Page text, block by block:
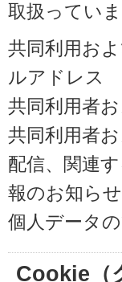
取扱っていま
共同利用お
ルアドレス
共同利用者
共同利用者
配信、関連
報のお知ら
個人データ
Cookie（